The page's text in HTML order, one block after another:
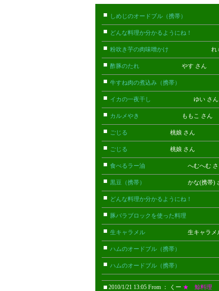
しめじのオードブル（携帯）
どんな料理か分かるようにね！
粉吹き芋の肉味噌かけ れもん
酢豚のたれ やす さん
牛すね肉の煮込み（携帯）
イカの一夜干し ゆい さ
カルメやき ももこ さん
ごじる 桃娘 さん
ごじる 桃娘 さん
食べるラー油 へむへむ さ
黒豆（携帯） かな(携帯)
どんな料理か分かるようにね！
豚バラブロックを使った料理
生キャラメル 生キャラメル
ハムのオードブル（携帯）
ハムのオードブル（携帯）
2010/1/21 13:05 From ： くー ★ 鯨料理